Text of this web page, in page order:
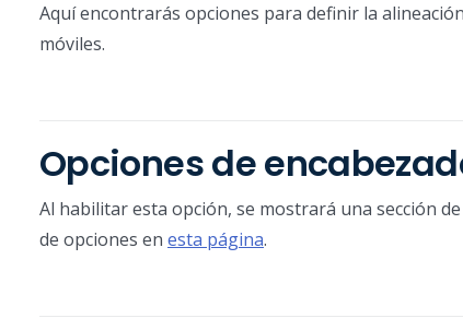
Aquí encontrarás opciones para definir la
móviles.
Opciones de
Al habilitar esta opción, se mostrará una sección de
de opciones en esta página.